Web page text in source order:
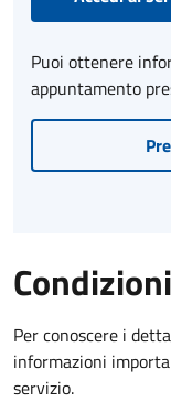
Puoi ottenere
appuntamento
Per conoscere i
informazioni
servizio.